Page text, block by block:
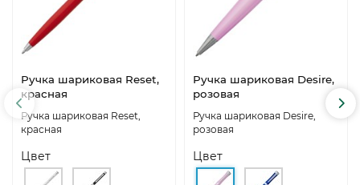
Ручка шариковая Reset,
красная
Ручка шариковая Reset,
красная
Цвет
Ручка шариковая Desire,
розовая
Ручка шариковая Desire,
розовая
Цвет